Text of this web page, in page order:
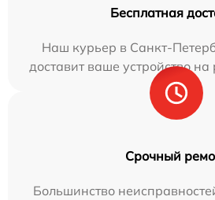
Бесплатная
Наш курьер в Санкт-
доставит ваше устройство
Срочный
Большинство